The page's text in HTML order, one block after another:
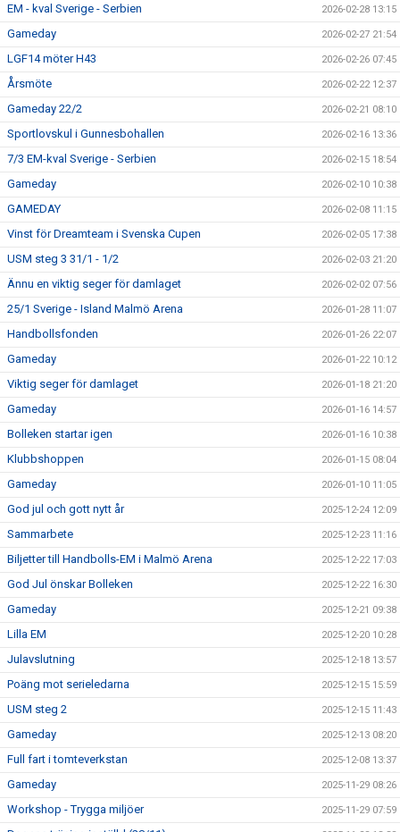
EM - kval Sverige - Serbien 2026-02-28 13:15
Gameday 2026-02-27 21:54
LGF14 möter H43 2026-02-26 07:45
Årsmöte 2026-02-22 12:37
Gameday 22/2 2026-02-21 08:10
Sportlovskul i Gunnesbohallen 2026-02-16 13:36
7/3 EM-kval Sverige - Serbien 2026-02-15 18:54
Gameday 2026-02-10 10:38
GAMEDAY 2026-02-08 11:15
Vinst för Dreamteam i Svenska Cupen 2026-02-05 17:38
USM steg 3 31/1 - 1/2 2026-02-03 21:20
Ännu en viktig seger för damlaget 2026-02-02 07:56
25/1 Sverige - Island Malmö Arena 2026-01-28 11:07
Handbollsfonden 2026-01-26 22:07
Gameday 2026-01-22 10:12
Viktig seger för damlaget 2026-01-18 21:20
Gameday 2026-01-16 14:57
Bolleken startar igen 2026-01-16 10:38
Klubbshoppen 2026-01-15 08:04
Gameday 2026-01-10 11:05
God jul och gott nytt år 2025-12-24 12:09
Sammarbete 2025-12-23 11:16
Biljetter till Handbolls-EM i Malmö Arena 2025-12-22 17:03
God Jul önskar Bolleken 2025-12-22 16:30
Gameday 2025-12-21 09:38
Lilla EM 2025-12-20 10:28
Julavslutning 2025-12-18 13:57
Poäng mot serieledarna 2025-12-15 15:59
USM steg 2 2025-12-15 11:43
Gameday 2025-12-13 08:20
Full fart i tomteverkstan 2025-12-08 13:37
Gameday 2025-11-29 08:26
Workshop - Trygga miljöer 2025-11-29 07:59